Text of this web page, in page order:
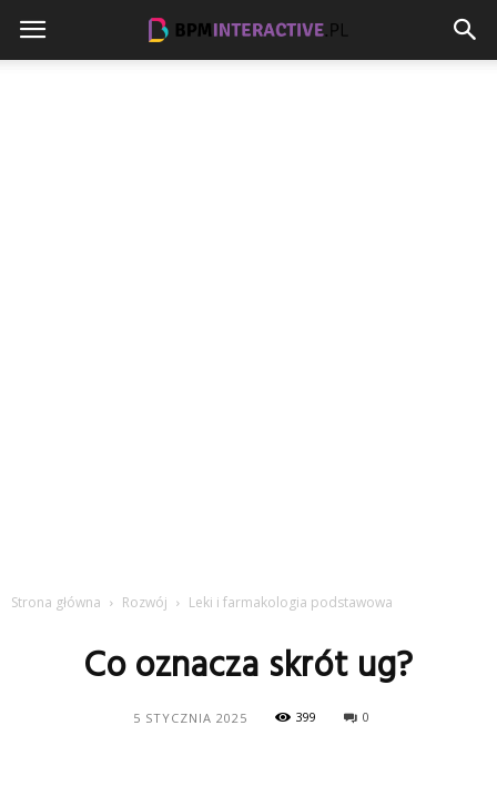
Strona główna Rozwój Leki i farmakologia podstawowa
Co oznacza skrót ug?
5 STYCZNIA 2025 399 0